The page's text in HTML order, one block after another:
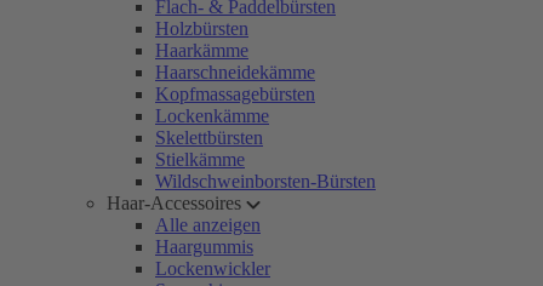
Flach- & Paddelbürsten
Holzbürsten
Haarkämme
Haarschneidekämme
Kopfmassagebürsten
Lockenkämme
Skelettbürsten
Stielkämme
Wildschweinborsten-Bürsten
Haar-Accessoires
Alle anzeigen
Haargummis
Lockenwickler